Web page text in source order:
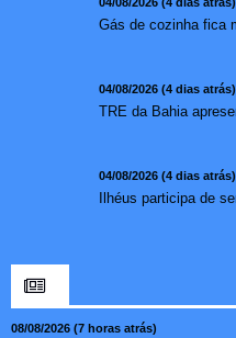
04/08/2026 (4 dias atrás)
04/08/2026 (4 dias atrás)
08/08/2026 (7 horas atrás)